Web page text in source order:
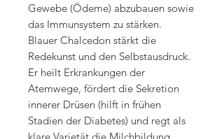
Gewebe (Ödeme) abzubauen sowie
das Immunsystem zu stärken.
Blauer Chalcedon stärkt die
Redekunst und den Selbstausdruck.
Er heilt Erkrankungen der
Atemwege, fördert die Sekretion
innerer Drüsen (hilft in frühen
Stadien der Diabetes) und regt als
klare Varietät die Milchbildung